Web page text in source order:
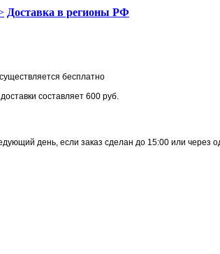
Доставка в регионы РФ
бесплатно
составляет 600 руб.
день, если заказ сделан до 15:00 или через